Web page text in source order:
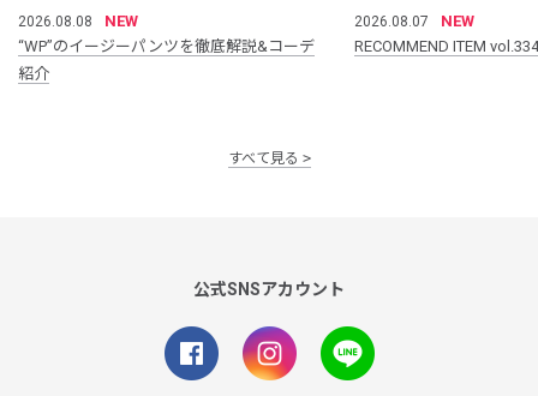
2026.08.08
NEW
“WP”のイージーパンツを徹底解説&コーデ
紹介
2026.08.07
NEW
RECOMMEND ITEM vol.334
すべて見る
公式SNSアカウント